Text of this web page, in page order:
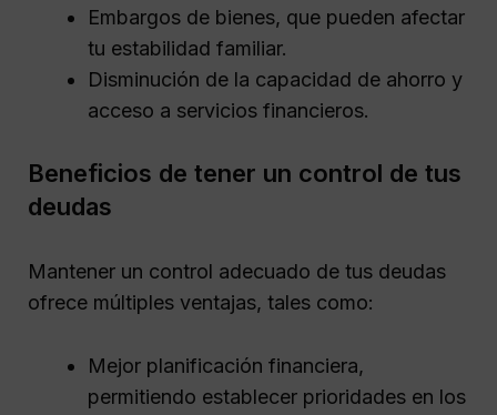
Embargos de bienes, que pueden afectar
tu estabilidad familiar.
Disminución de la capacidad de ahorro y
acceso a servicios financieros.
Beneficios de tener un control de tus
deudas
Mantener un control adecuado de tus deudas
ofrece múltiples ventajas, tales como:
Mejor planificación financiera,
permitiendo establecer prioridades en los